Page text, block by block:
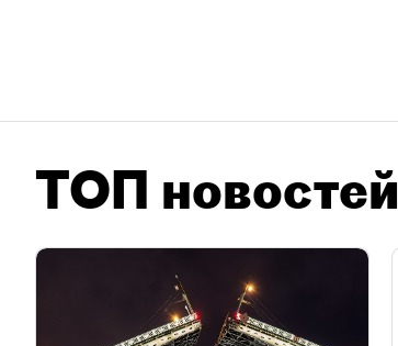
ТОП новостей